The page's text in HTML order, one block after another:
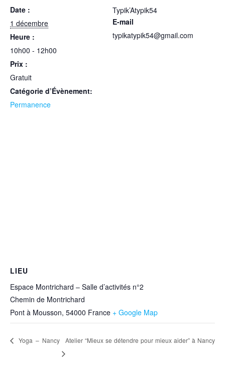
Date :
1 décembre
Heure :
10h00 - 12h00
Prix :
Gratuit
Catégorie d’Évènement:
Permanence
Typik’Atypik54
E-mail
typikatypik54@gmail.com
LIEU
Espace Montrichard – Salle d’activités n°2
Chemin de Montrichard
Pont à Mousson, 54000 France + Google Map
Yoga – Nancy Atelier “Mieux se détendre pour mieux aider” à Nancy